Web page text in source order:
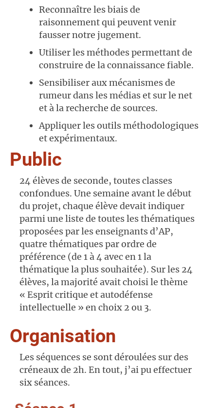
Reconnaître les biais de
raisonnement qui peuvent venir
fausser notre jugement.
Utiliser les méthodes permettant de
construire de la connaissance fiable.
Sensibiliser aux mécanismes de
rumeur dans les médias et sur le net
et à la recherche de sources.
Appliquer les outils méthodologiques
et expérimentaux.
Public
24 élèves de seconde, toutes classes
confondues. Une semaine avant le début
du projet, chaque élève devait indiquer
parmi une liste de toutes les thématiques
proposées par les enseignants d’AP,
quatre thématiques par ordre de
préférence (de 1 à 4 avec en 1 la
thématique la plus souhaitée). Sur les 24
élèves, la majorité avait choisi le thème
« Esprit critique et autodéfense
intellectuelle » en choix 2 ou 3.
Organisation
Les séquences se sont déroulées sur des
créneaux de 2h. En tout, j’ai pu effectuer
six séances.